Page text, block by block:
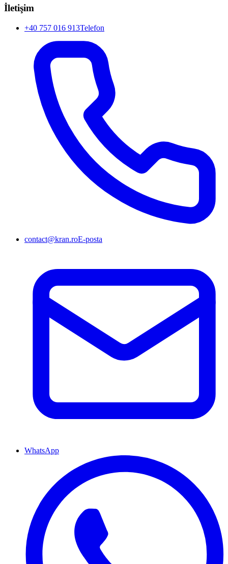
İletişim
+40 757 016 913Telefon
contact@kran.roE-posta
WhatsApp